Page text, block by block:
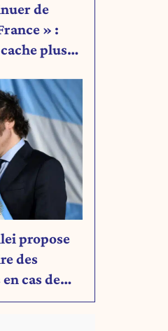
de
» :
plus
propose
des
cas de